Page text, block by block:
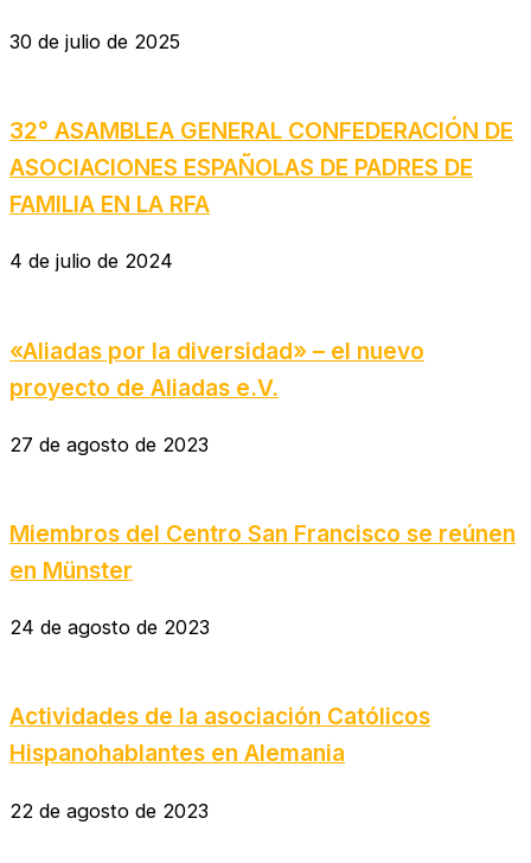
30 de julio de 2025
32° ASAMBLEA GENERAL CONFEDERACIÓN DE
ASOCIACIONES ESPAÑOLAS DE PADRES DE
FAMILIA EN LA RFA
4 de julio de 2024
«Aliadas por la diversidad» – el nuevo
proyecto de Aliadas e.V.
27 de agosto de 2023
Miembros del Centro San Francisco se reúnen
en Münster
24 de agosto de 2023
Actividades de la asociación Católicos
Hispanohablantes en Alemania
22 de agosto de 2023